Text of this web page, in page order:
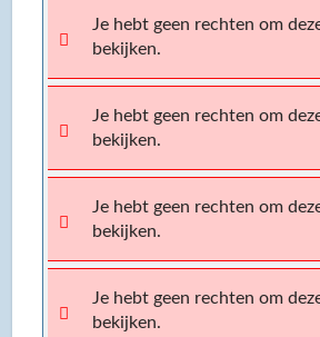
Je hebt geen rechten om
bekijken.
Je hebt geen rechten om
bekijken.
Je hebt geen rechten om
bekijken.
Je hebt geen rechten om
bekijken.